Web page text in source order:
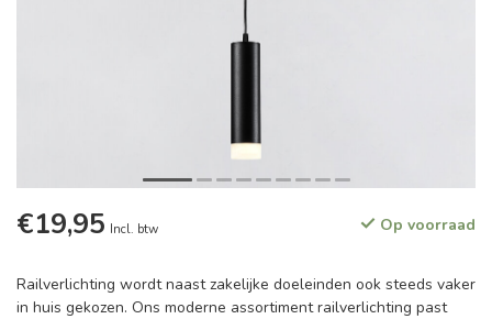
€19,95 Incl. btw Op voorraad
Railverlichting wordt naast zakelijke doeleinden ook steeds vaker
in huis gekozen. Ons moderne assortiment railverlichting past